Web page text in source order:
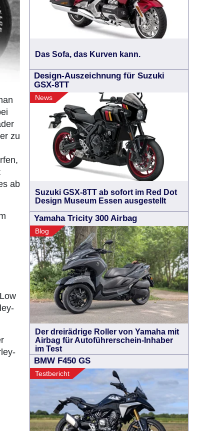
zu
ab
Das Sofa, das Kurven kann.
Design-Auszeichnung für Suzuki
GSX-8TT
News
Suzuki GSX-8TT ab sofort im Red Dot
Design Museum Essen ausgestellt
Yamaha Tricity 300 Airbag
Blog
Der dreirädrige Roller von Yamaha mit
Airbag für Autoführerschein-Inhaber
im Test
BMW F450 GS
Testbericht